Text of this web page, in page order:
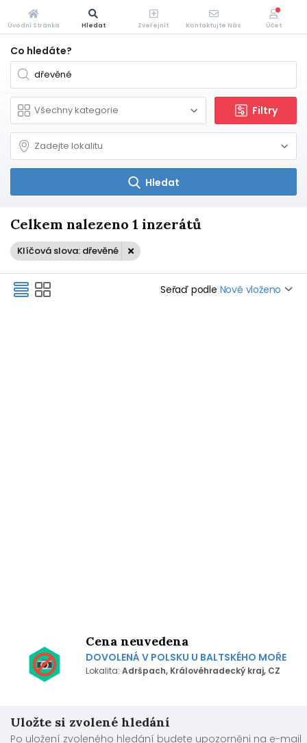
Co hledáte?
Filtry
Hledat
Celkem nalezeno 1 inzerátů
Klíčová slova: dřevěné
Seřaď podle Nově vloženo
Cena neuvedena
DOVOLENÁ V POLSKU U BALTSKÉHO MOŘE
Lokalita: Adršpach, Královéhradecký kraj, CZ
Uložte si zvolené hledání
Po uložení zvoleného hledání budete upozorněni na e-mail
Úvodní Stránka Hledat Zveřejnit Kontaktujte Nás Účet